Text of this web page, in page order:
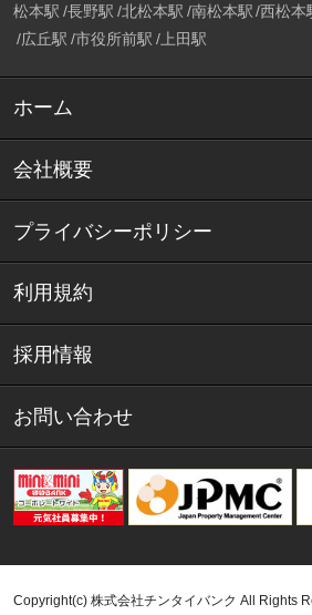
松本駅 長野駅 北松本駅 南松本駅 西松本
広丘駅 市役所前駅 上田駅
ホーム
会社概要
プライバシーポリシー
利用規約
採用情報
お問い合わせ
Copyright(c) 株式会社チンタイバンク All Rights